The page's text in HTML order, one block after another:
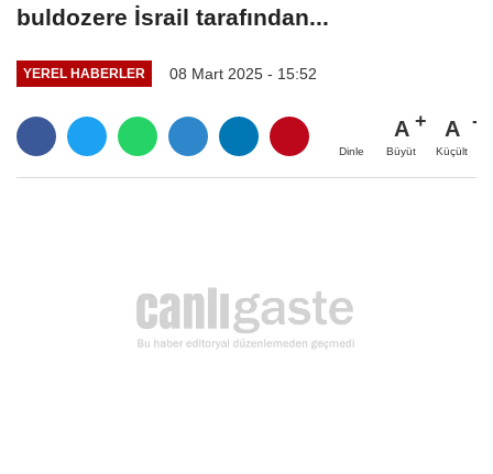
buldozere İsrail tarafından...
YEREL HABERLER 08 Mart 2025 - 15:52
Dinle
A
Büyüt
A
Küçült